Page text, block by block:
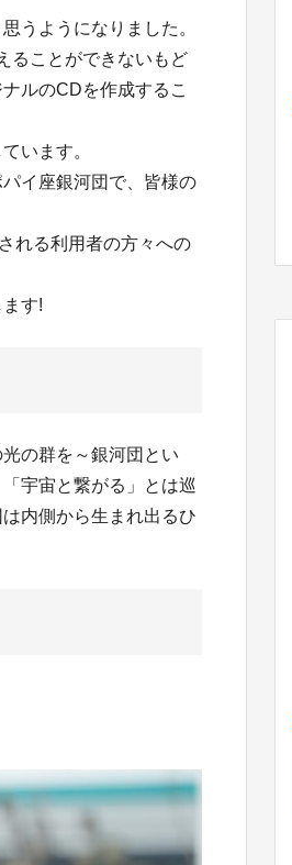
うようになりました。
ることができないもど
ルのCDを作成するこ
います。
イ座銀河団で、皆様の
れる利用者の方々への
す!
の群を～銀河団とい
宇宙と繋がる」とは巡
内側から生まれ出るひ